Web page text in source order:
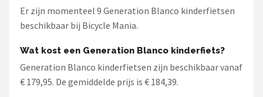
Er zijn momenteel 9 Generation Blanco kinderfietsen
beschikbaar bij Bicycle Mania.
Wat kost een Generation Blanco kinderfiets?
Generation Blanco kinderfietsen zijn beschikbaar vanaf
€ 179,95. De gemiddelde prijs is € 184,39.